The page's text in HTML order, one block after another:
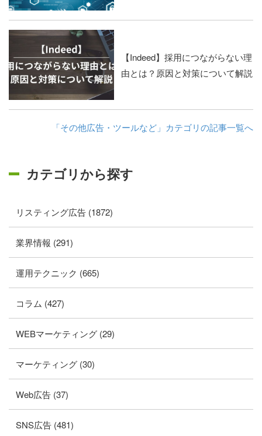
【Indeed】採用につながらない理
由とは？原因と対策について解説
「その他広告・ツールなど」カテゴリの記事一覧へ
カテゴリから探す
リスティング広告 (1872)
業界情報 (291)
運用テクニック (665)
コラム (427)
WEBマーケティング (29)
マーケティング (30)
Web広告 (37)
SNS広告 (481)